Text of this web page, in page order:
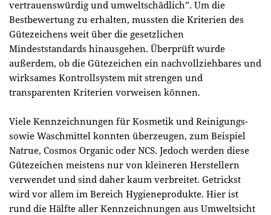
vertrauenswürdig und umweltschädlich”. Um die
Bestbewertung zu erhalten, mussten die Kriterien des
Gütezeichens weit über die gesetzlichen
Mindeststandards hinausgehen. Überprüft wurde
außerdem, ob die Gütezeichen ein nachvollziehbares und
wirksames Kontrollsystem mit strengen und
transparenten Kriterien vorweisen können.
Viele Kennzeichnungen für Kosmetik und Reinigungs-
sowie Waschmittel konnten überzeugen, zum Beispiel
Natrue, Cosmos Organic oder NCS. Jedoch werden diese
Gütezeichen meistens nur von kleineren Herstellern
verwendet und sind daher kaum verbreitet. Getrickst
wird vor allem im Bereich Hygieneprodukte. Hier ist
rund die Hälfte aller Kennzeichnungen aus Umweltsicht